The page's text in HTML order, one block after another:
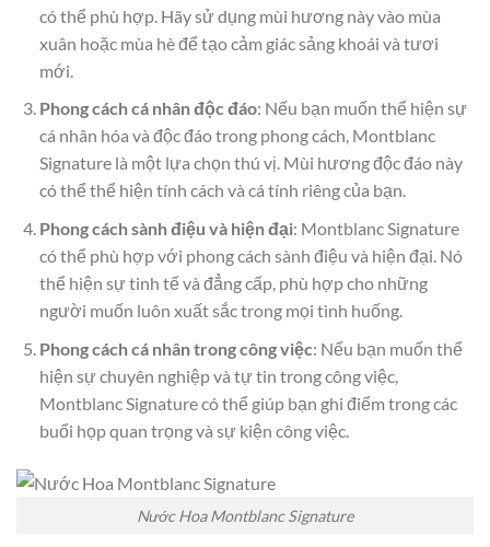
có thể phù hợp. Hãy sử dụng mùi hương này vào mùa
xuân hoặc mùa hè để tạo cảm giác sảng khoái và tươi
mới.
Phong cách cá nhân độc đáo: Nếu bạn muốn thể hiện sự
cá nhân hóa và độc đáo trong phong cách, Montblanc
Signature là một lựa chọn thú vị. Mùi hương độc đáo này
có thể thể hiện tính cách và cá tính riêng của bạn.
Phong cách sành điệu và hiện đại: Montblanc Signature
có thể phù hợp với phong cách sành điệu và hiện đại. Nó
thể hiện sự tinh tế và đẳng cấp, phù hợp cho những
người muốn luôn xuất sắc trong mọi tình huống.
Phong cách cá nhân trong công việc: Nếu bạn muốn thể
hiện sự chuyên nghiệp và tự tin trong công việc,
Montblanc Signature có thể giúp bạn ghi điểm trong các
buổi họp quan trọng và sự kiện công việc.
Nước Hoa Montblanc Signature